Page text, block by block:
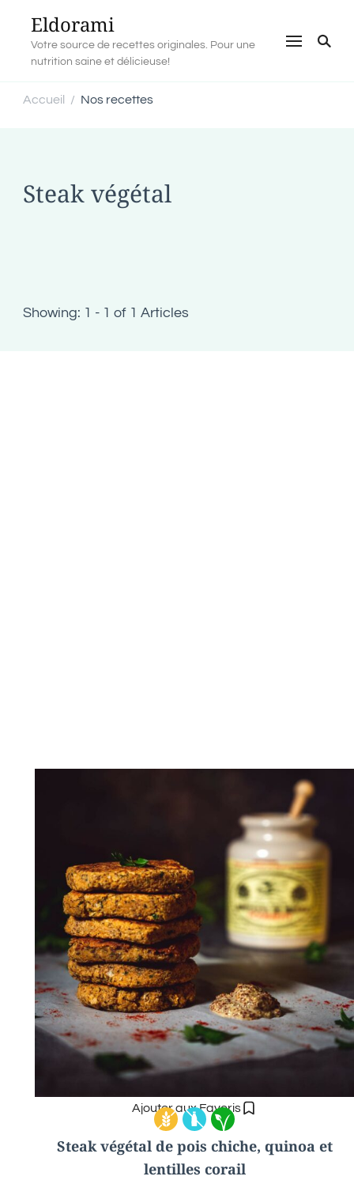
Eldorami
Votre source de recettes originales. Pour une
nutrition saine et délicieuse!
Accueil / Nos recettes
Steak végétal
Showing: 1 - 1 of 1 Articles
Ajouter aux Favoris
Steak végétal de pois chiche, quinoa et
lentilles corail